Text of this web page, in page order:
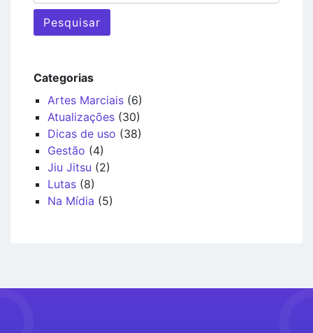
Pesquisar
Categorias
Artes Marciais (6)
Atualizações (30)
Dicas de uso (38)
Gestão (4)
Jiu Jitsu (2)
Lutas (8)
Na Mídia (5)